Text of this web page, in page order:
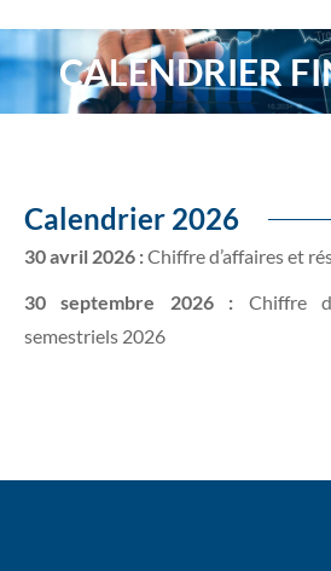
CALENDRIER
Vous êtes ici :
Calendrier 2026
30 avril 2026 :Chiffre d’affaires et
30 septembre 2026 : Chiffre
semestriels 2026